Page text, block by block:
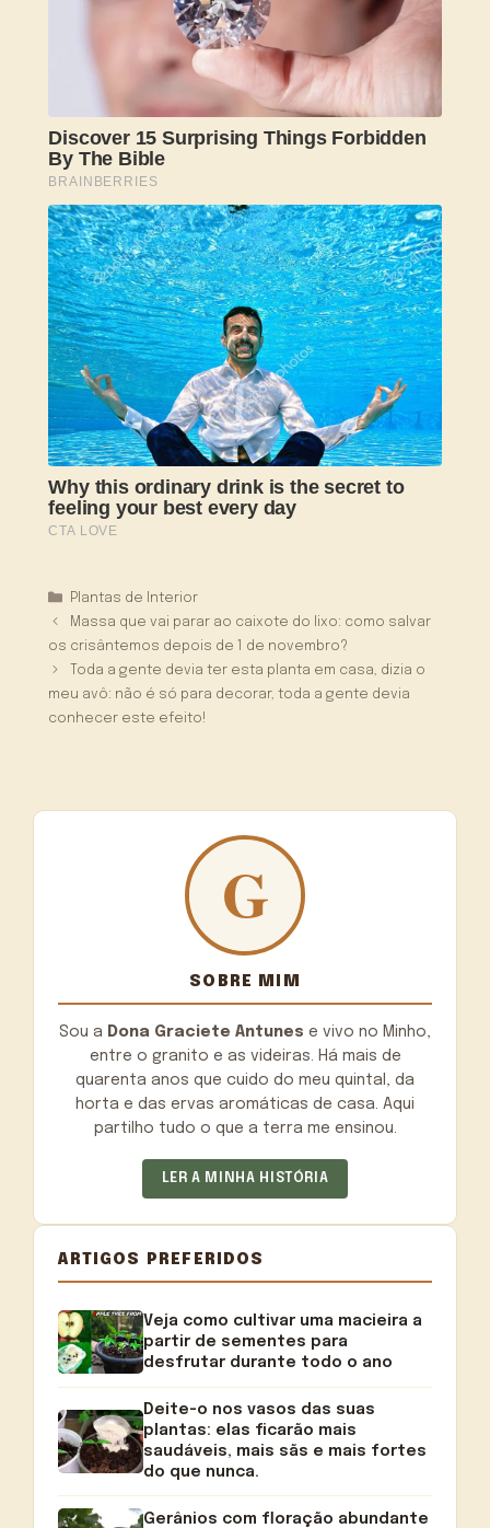
Categorias
Plantas de Interior
Massa que vai parar ao caixote do lixo: como salvar
os crisântemos depois de 1 de novembro?
Toda a gente devia ter esta planta em casa, dizia o
meu avô: não é só para decorar, toda a gente devia
conhecer este efeito!
SOBRE MIM
Sou a Dona Graciete Antunes e vivo no Minho,
entre o granito e as videiras. Há mais de
quarenta anos que cuido do meu quintal, da
horta e das ervas aromáticas de casa. Aqui
partilho tudo o que a terra me ensinou.
LER A MINHA HISTÓRIA
ARTIGOS PREFERIDOS
Veja como cultivar uma macieira a
partir de sementes para
desfrutar durante todo o ano
Deite-o nos vasos das suas
plantas: elas ficarão mais
saudáveis, mais sãs e mais fortes
do que nunca.
Gerânios com floração abundante